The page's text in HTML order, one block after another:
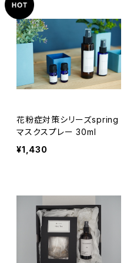
花粉症対策シリーズspring
マスクスプレー 30ml
¥1,430